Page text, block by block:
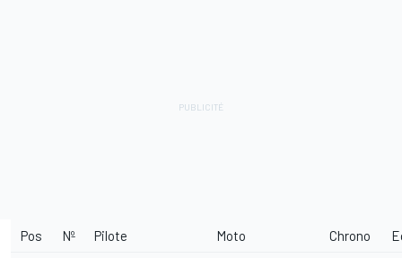
Pos Nº Pilote Moto Chrono